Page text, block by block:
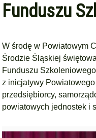
Funduszu
W środę w Powiatowym
Środzie Śląskiej
Funduszu
z inicjatywy
przedsiębiorcy,
powiatowych jednostek i